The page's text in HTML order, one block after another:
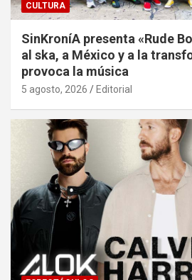
CULTURA
SinKroníA presenta «Rude
al ska, a México y a la
provoca la música
5 agosto, 2026 Editorial